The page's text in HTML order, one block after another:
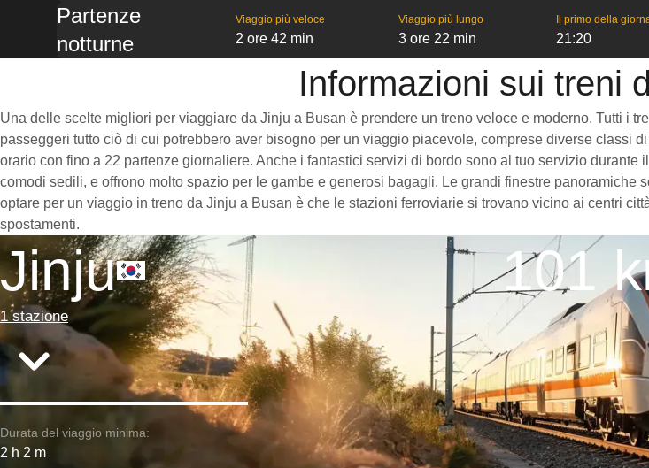
Partenze
notturne
Viaggio più veloce
2 ore 42 min
Viaggio più lungo
3 ore 22 min
Il primo della
21:20
Informazioni sui treni
Una delle scelte migliori per viaggiare da Jinju a Busan è prendere un treno veloce e moderno. Tutti i
passeggeri tutto ciò di cui potrebbero aver bisogno per un viaggio piacevole, comprese diverse classi
orario con fino a 22 partenze giornaliere. Anche i fantastici servizi di bordo sono al tuo servizio
comodi sedili, e offrono molto spazio per le gambe e generosi bagagli. Le grandi finestre
optare per un viaggio in treno da Jinju a Busan è che le stazioni ferroviarie si trovano vicino ai centri
spostamenti.
Jinju
1 stazione
101
Durata del viaggio minima:
2 h 2 m